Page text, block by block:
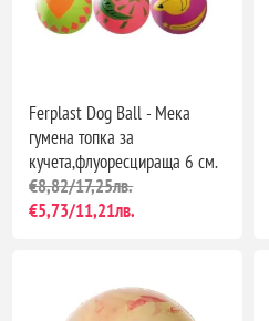
Ferplast Dog Ball - Мека
гумена топка за
кучета,флуоресцираща 6 см.
€8,82/17,25лв.
€5,73/11,21лв.